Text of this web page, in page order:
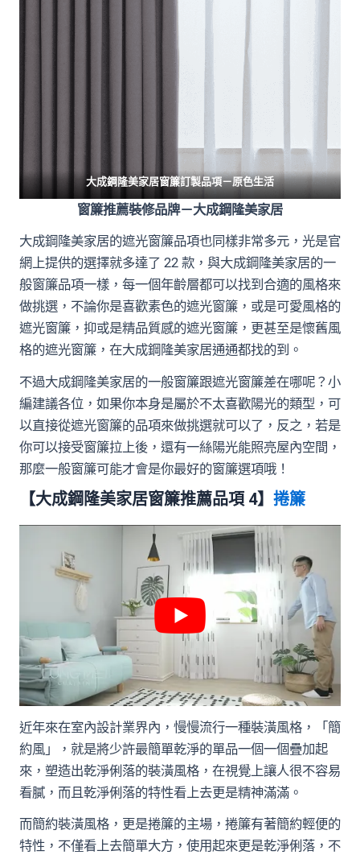
大成鋼隆美家居窗簾訂製品項－原色生活
窗簾推薦裝修品牌－大成鋼隆美家居
大成鋼隆美家居的遮光窗簾品項也同樣非常多元，光是官
網上提供的選擇就多達了 22 款，與大成鋼隆美家居的一
般窗簾品項一樣，每一個年齡層都可以找到合適的風格來
做挑選，不論你是喜歡素色的遮光窗簾，或是可愛風格的
遮光窗簾，抑或是精品質感的遮光窗簾，更甚至是懷舊風
格的遮光窗簾，在大成鋼隆美家居通通都找的到。
不過大成鋼隆美家居的一般窗簾跟遮光窗簾差在哪呢？小
編建議各位，如果你本身是屬於不太喜歡陽光的類型，可
以直接從遮光窗簾的品項來做挑選就可以了，反之，若是
你可以接受窗簾拉上後，還有一絲陽光能照亮屋內空間，
那麼一般窗簾可能才會是你最好的窗簾選項哦！
【大成鋼隆美家居窗簾推薦品項 4】 捲簾
近年來在室內設計業界內，慢慢流行一種裝潢風格，「簡
約風」，就是將少許最簡單乾淨的單品一個一個疊加起
來，塑造出乾淨俐落的裝潢風格，在視覺上讓人很不容易
看膩，而且乾淨俐落的特性看上去更是精神滿滿。
而簡約裝潢風格，更是捲簾的主場，捲簾有著簡約輕便的
特性，不僅看上去簡單大方，使用起來更是乾淨俐落，不